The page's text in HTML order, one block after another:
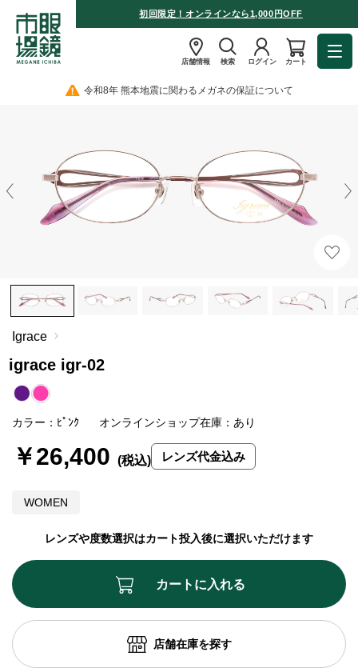
初回限定！オンラインなら1,000円OFF
店舗情報 検索 ログイン カート
令和8年 熊本地震に関わるメガネの保証について
Igrace
igrace igr-02
WOMEN
カラー：ﾋﾟﾝｸ オンラインショップ在庫：あり
レンズや度数選択はカート投入後に選択いただけます
￥26,400 レンズ代金込み
カートに入れる
店舗在庫を探す